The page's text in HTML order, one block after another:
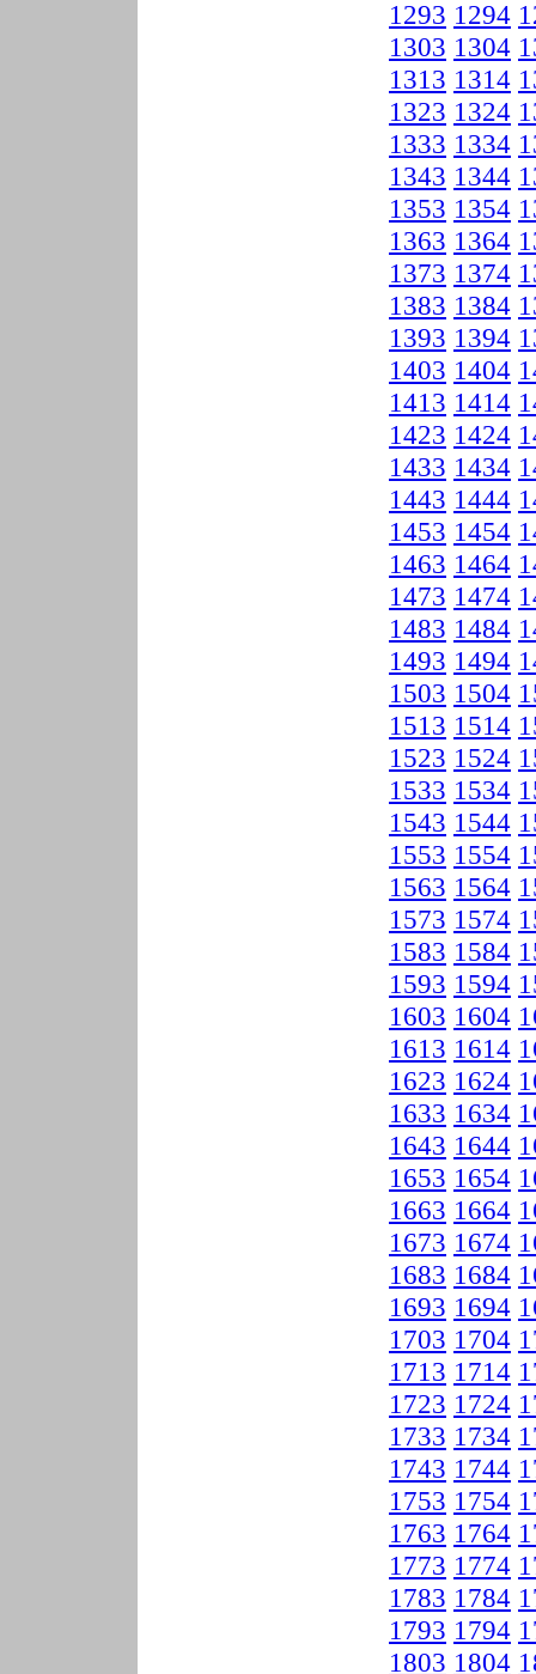
1293 1294
1303 1304
1313 1314
1323 1324
1333 1334
1343 1344
1353 1354
1363 1364
1373 1374
1383 1384
1393 1394
1403 1404
1413 1414
1423 1424
1433 1434
1443 1444
1453 1454
1463 1464
1473 1474
1483 1484
1493 1494
1503 1504
1513 1514
1523 1524
1533 1534
1543 1544
1553 1554
1563 1564
1573 1574
1583 1584
1593 1594
1603 1604
1613 1614
1623 1624
1633 1634
1643 1644
1653 1654
1663 1664
1673 1674
1683 1684
1693 1694
1703 1704
1713 1714
1723 1724
1733 1734
1743 1744
1753 1754
1763 1764
1773 1774
1783 1784
1793 1794
1803 1804